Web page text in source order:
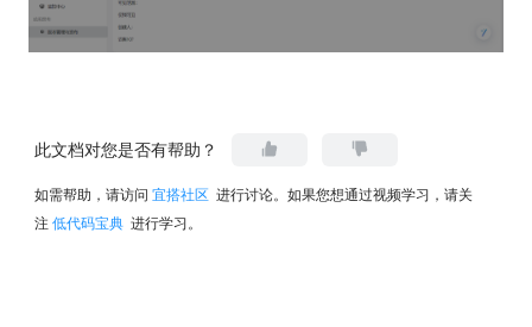
此文档对您是否有帮助？
如需帮助，请访问 宜搭社区 进行讨论。如果您想通过视频学习，请关
注 低代码宝典 进行学习。